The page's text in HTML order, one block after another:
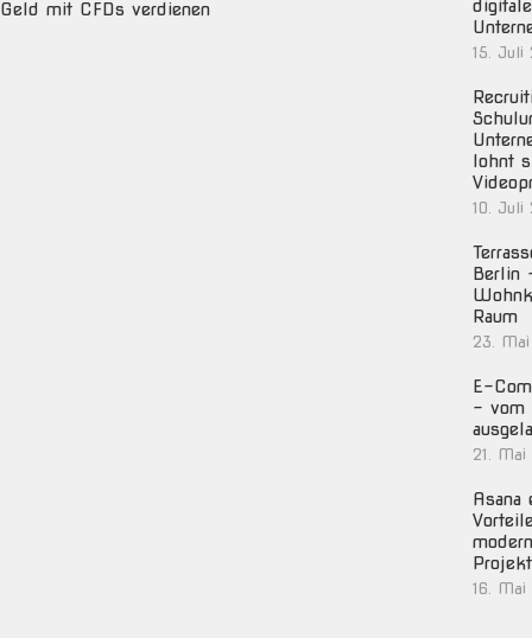
Geld mit CFDs verdienen
15. Juli
lohnt
10. Juli
Berlin
Raum
23.
E-
– vom
21. Mai
Asana
16. Mai